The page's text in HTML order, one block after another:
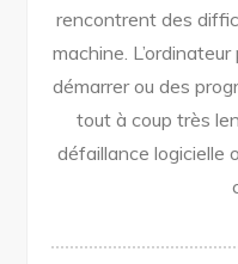
rencontrent des
machine.
démarrer ou des
tout à coup très
défaillance logicielle